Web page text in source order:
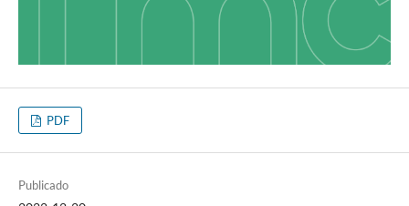
PDF
Publicado